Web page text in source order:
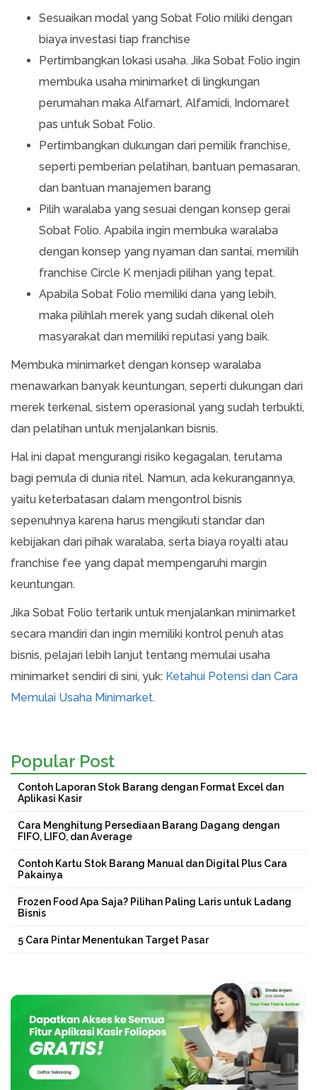
Sesuaikan modal yang Sobat Folio miliki dengan
biaya investasi tiap franchise
Pertimbangkan lokasi usaha. Jika Sobat Folio ingin
membuka usaha minimarket di lingkungan
perumahan maka Alfamart, Alfamidi, Indomaret
pas untuk Sobat Folio.
Pertimbangkan dukungan dari pemilik franchise,
seperti pemberian pelatihan, bantuan pemasaran,
dan bantuan manajemen barang
Pilih waralaba yang sesuai dengan konsep gerai
Sobat Folio. Apabila ingin membuka waralaba
dengan konsep yang nyaman dan santai, memilih
franchise Circle K menjadi pilihan yang tepat.
Apabila Sobat Folio memiliki dana yang lebih,
maka pilihlah merek yang sudah dikenal oleh
masyarakat dan memiliki reputasi yang baik.
Membuka minimarket dengan konsep waralaba
menawarkan banyak keuntungan, seperti dukungan dari
merek terkenal, sistem operasional yang sudah terbukti,
dan pelatihan untuk menjalankan bisnis.
Hal ini dapat mengurangi risiko kegagalan, terutama
bagi pemula di dunia ritel. Namun, ada kekurangannya,
yaitu keterbatasan dalam mengontrol bisnis
sepenuhnya karena harus mengikuti standar dan
kebijakan dari pihak waralaba, serta biaya royalti atau
franchise fee yang dapat mempengaruhi margin
keuntungan.
Jika Sobat Folio tertarik untuk menjalankan minimarket
secara mandiri dan ingin memiliki kontrol penuh atas
bisnis, pelajari lebih lanjut tentang memulai usaha
minimarket sendiri di sini, yuk: Ketahui Potensi dan Cara
Memulai Usaha Minimarket.
Popular Post
Contoh Laporan Stok Barang dengan Format Excel dan
Aplikasi Kasir
Cara Menghitung Persediaan Barang Dagang dengan
FIFO, LIFO, dan Average
Contoh Kartu Stok Barang Manual dan Digital Plus Cara
Pakainya
Frozen Food Apa Saja? Pilihan Paling Laris untuk Ladang
Bisnis
5 Cara Pintar Menentukan Target Pasar